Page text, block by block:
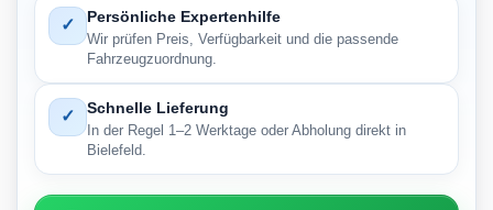
✓ Persönliche Expertenhilfe
Wir prüfen Preis, Verfügbarkeit und die passende
Fahrzeugzuordnung.
✓ Schnelle Lieferung
In der Regel 1–2 Werktage oder Abholung direkt in
Bielefeld.